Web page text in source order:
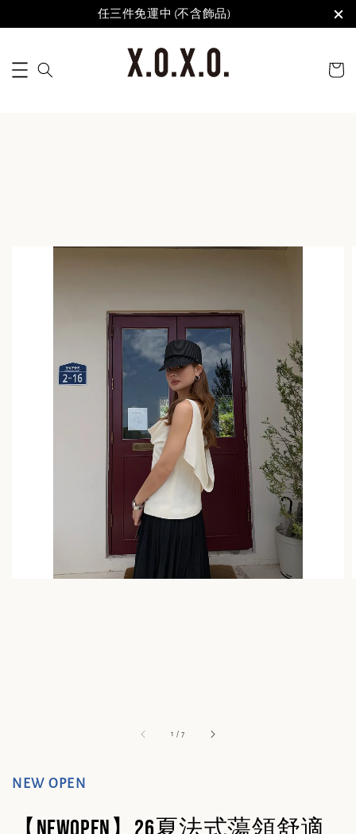
任三件免運中 (不含飾品)
1 /7
NEW OPEN